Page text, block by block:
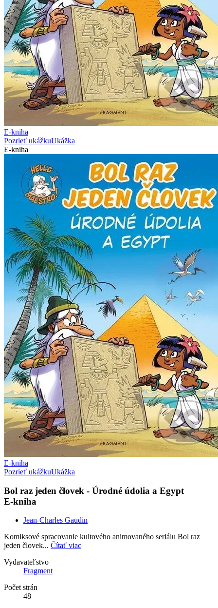
E-kniha
Pozrieť ukážkuUkážka
E-kniha
E-kniha
Pozrieť ukážkuUkážka
Bol raz jeden človek - Úrodné údolia a Egypt
E-kniha
Jean-Charles Gaudin
Komiksové spracovanie kultového animovaného seriálu Bol raz
jeden človek... Čítať viac
Vydavateľstvo
Fragment
Počet strán
48